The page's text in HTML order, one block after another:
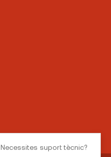
Necessites suport tècnic?